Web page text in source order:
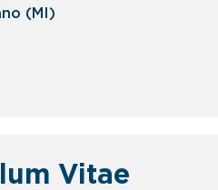
(MI)
Vitae